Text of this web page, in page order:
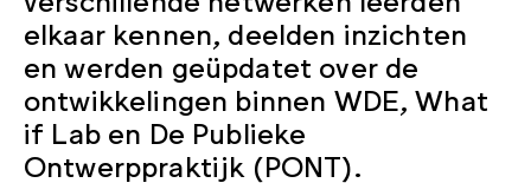
elkaar kennen, deelden inzichten
en werden geüpdatet over de
ontwikkelingen binnen WDE, What
if Lab en De Publieke
Ontwerppraktijk (PONT).